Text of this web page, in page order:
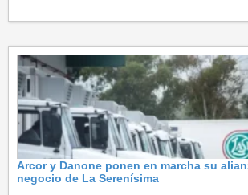
Arcor y Danone ponen en marcha su
negocio de La Serenísima